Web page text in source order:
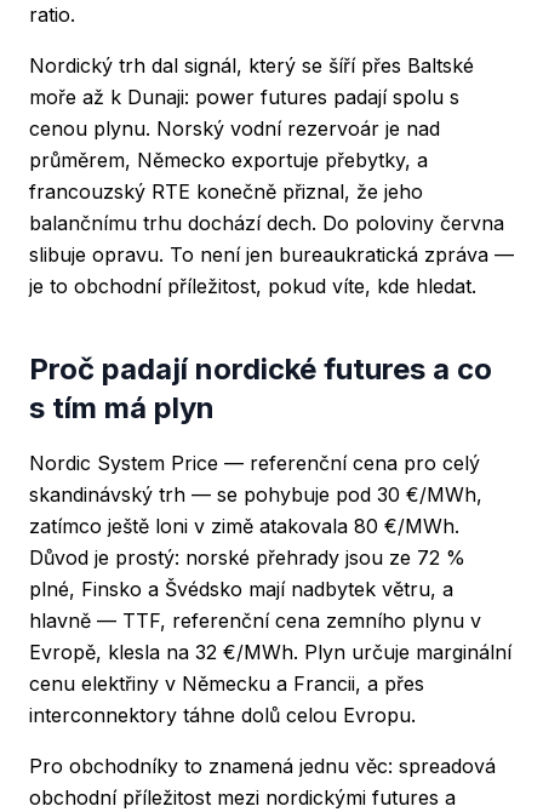
ratio.
Nordický trh dal signál, který se šíří přes Baltské
moře až k Dunaji: power futures padají spolu s
cenou plynu. Norský vodní rezervoár je nad
průměrem, Německo exportuje přebytky, a
francouzský RTE konečně přiznal, že jeho
balančnímu trhu dochází dech. Do poloviny června
slibuje opravu. To není jen bureaukratická zpráva —
je to obchodní příležitost, pokud víte, kde hledat.
Proč padají nordické futures a co
s tím má plyn
Nordic System Price — referenční cena pro celý
skandinávský trh — se pohybuje pod 30 €/MWh,
zatímco ještě loni v zimě atakovala 80 €/MWh.
Důvod je prostý: norské přehrady jsou ze 72 %
plné, Finsko a Švédsko mají nadbytek větru, a
hlavně — TTF, referenční cena zemního plynu v
Evropě, klesla na 32 €/MWh. Plyn určuje marginální
cenu elektřiny v Německu a Francii, a přes
interconnektory táhne dolů celou Evropu.
Pro obchodníky to znamená jednu věc: spreadová
obchodní příležitost mezi nordickými futures a